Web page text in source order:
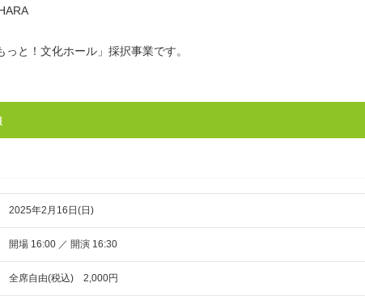
と！文化ホール」採択事業です。
2025年2月16日(日)
開場 16:00 ／ 開演 16:30
全席自由(税込) 2,000円